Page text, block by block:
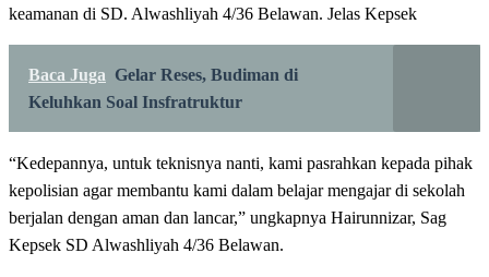
keamanan di SD. Alwashliyah 4/36 Belawan. Jelas Kepsek
Baca Juga Gelar Reses, Budiman di
Keluhkan Soal Insfratruktur
“Kedepannya, untuk teknisnya nanti, kami pasrahkan kepada pihak
kepolisian agar membantu kami dalam belajar mengajar di sekolah
berjalan dengan aman dan lancar,” ungkapnya Hairunnizar, Sag
Kepsek SD Alwashliyah 4/36 Belawan.